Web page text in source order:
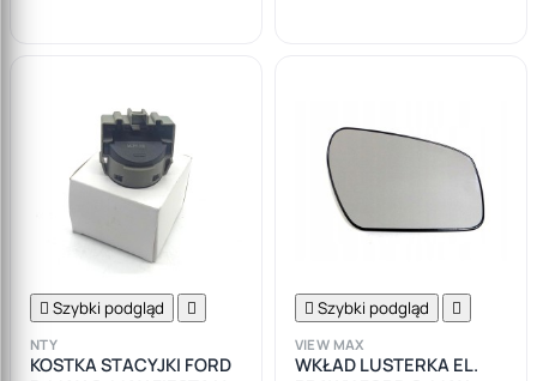
 Szybki podgląd 
NTY
KOSTKA STACYJKI FORD
 Szybki podgląd 
VIEW MAX
WKŁAD LUSTERKA EL.